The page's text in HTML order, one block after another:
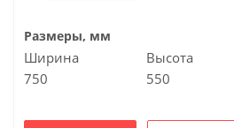
Размеры, мм
Ширина
750
Высота
550